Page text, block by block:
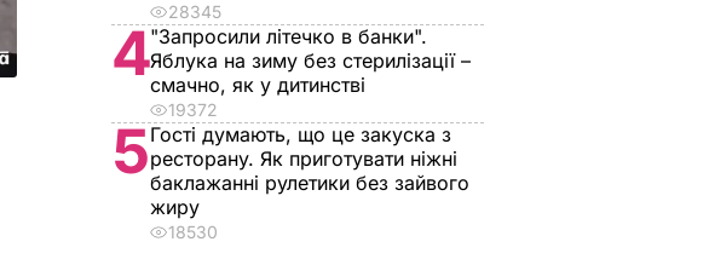
28345
4"Запросили літечко в банки".
Яблука на зиму без стерилізації –
смачно, як у дитинстві
19372
5Гості думають, що це закуска з
ресторану. Як приготувати ніжні
баклажанні рулетики без зайвого
жиру
18530